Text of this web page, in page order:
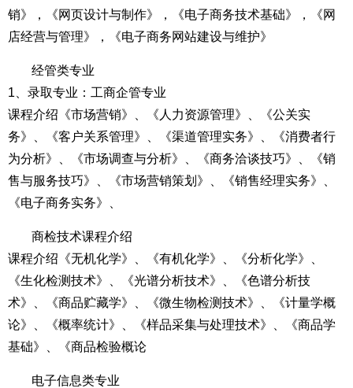
销》，《网页设计与制作》，《电子商务技术基础》，《网
店经营与管理》，《电子商务网站建设与维护》
经管类专业
1、录取专业：工商企管专业
课程介绍《市场营销》、《人力资源管理》、《公关实
务》、《客户关系管理》、《渠道管理实务》、《消费者行
为分析》、《市场调查与分析》、《商务洽谈技巧》、《销
售与服务技巧》、《市场营销策划》、《销售经理实务》、
《电子商务实务》、
商检技术课程介绍
课程介绍《无机化学》、《有机化学》、《分析化学》、
《生化检测技术》、《光谱分析技术》、《色谱分析技
术》、《商品贮藏学》、《微生物检测技术》、《计量学概
论》、《概率统计》、《样品采集与处理技术》、《商品学
基础》、《商品检验概论
电子信息类专业